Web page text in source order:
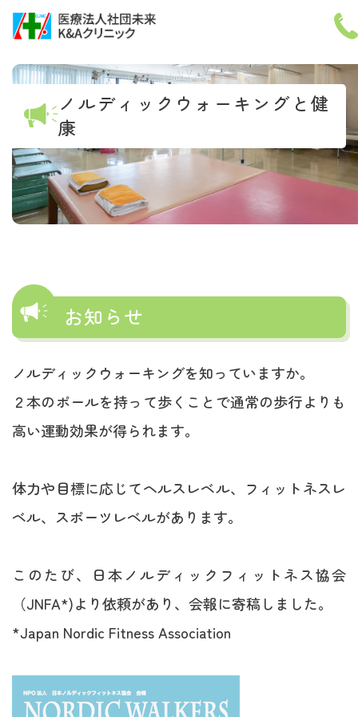
メ
小 中 大
ホーム
施設紹介
ペインクリニック
アクセス
採用情報
ノルディックウォーキングと健
康
お知らせ
ノルディックウォーキングを知っていますか。
２本のポールを持って歩くことで通常の歩行よりも
高い運動効果が得られます。
体力や目標に応じてヘルスレベル、フィットネスレ
ベル、スポーツレベルがあります。
このたび、日本ノルディックフィットネス協会
（JNFA*)より依頼があり、会報に寄稿しました。
*Japan Nordic Fitness Association